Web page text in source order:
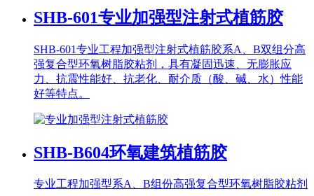
SHB-601专业加强型注射式植筋胶
SHB-601专业工程加强型注射式植筋胶系A、B双组分高
强复合型环氧树脂胶粘剂，具有凝固迅速、无膨胀应
力、抗震性能好、抗老化、耐介质（酸、碱、水）性能
好等特点。
SHB-B604环氧建筑植筋胶
专业工程加强型系A、B组份高强复合型环氧树脂胶粘剂